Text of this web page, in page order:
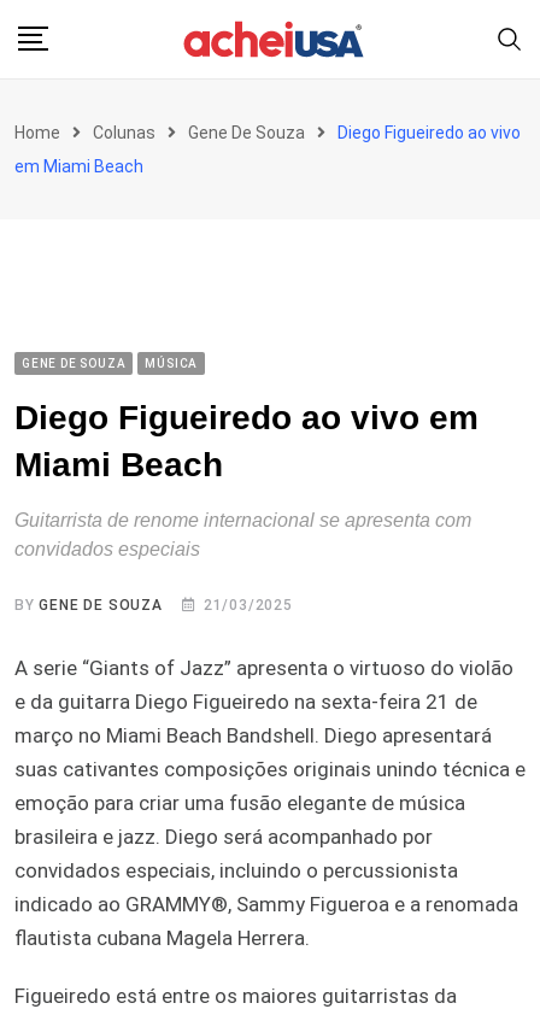
Home Colunas Gene De Souza
Diego Figueiredo ao vivo
em Miami Beach
GENE DE SOUZA MÚSICA
Diego Figueiredo ao vivo em
Miami Beach
Guitarrista de renome internacional se apresenta com
convidados especiais
BYGENE DE SOUZA 21/03/2025
A serie “Giants of Jazz” apresenta o virtuoso do violão
e da guitarra Diego Figueiredo na sexta-feira 21 de
março no Miami Beach Bandshell. Diego apresentará
suas cativantes composições originais unindo técnica e
emoção para criar uma fusão elegante de música
brasileira e jazz. Diego será acompanhado por
convidados especiais, incluindo o percussionista
indicado ao GRAMMY®, Sammy Figueroa e a renomada
flautista cubana Magela Herrera.
Figueiredo está entre os maiores guitarristas da